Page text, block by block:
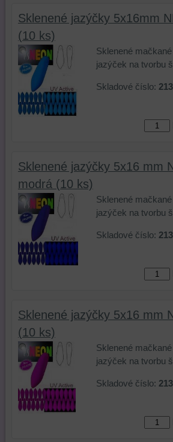
Sklenené jazýčky 5x16mm
(10 ks)
Sklenené
jazýček na tvorbu
Skladové číslo:
Sklenené jazýčky 5x16 mm
modrá (10 ks)
Sklenené
jazýček na tvorbu
Skladové číslo:
Sklenené jazýčky 5x16 mm
(10 ks)
Sklenené
jazýček na tvorbu
Skladové číslo: